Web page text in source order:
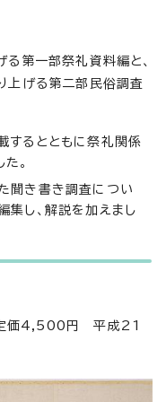
第一部祭礼資料編と、
上げる第二部民俗調査
するとともに祭礼関係
。
聞き書き調査につい
集し、解説を加えまし
価4,500円 平成21